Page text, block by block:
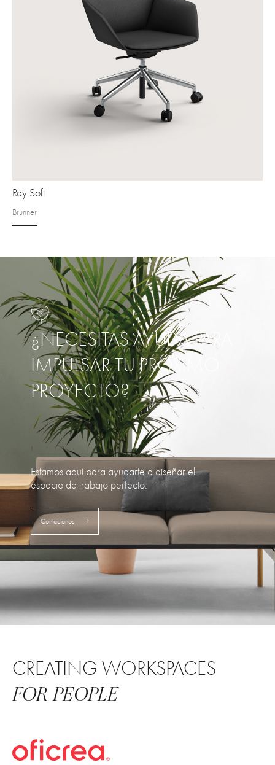
Ray Soft
Brunner
¿NECESITAS AYUDA PARA
IMPULSAR TU PRÓXIMO
PROYECTO?
Estamos aquí para ayudarte a diseñar el
espacio de trabajo perfecto.
Contactanos
CREATING WORKSPACES
FOR PEOPLE